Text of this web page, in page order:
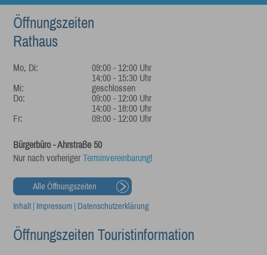
Öffnungszeiten
Rathaus
Mo, Di:
09:00 - 12:00 Uhr
14:00 - 15:30 Uhr
Mi:
geschlossen
Do:
09:00 - 12:00 Uhr
14:00 - 18:00 Uhr
Fr:
09:00 - 12:00 Uhr
Bürgerbüro - Ahrstraße 50
Nur nach vorherigerTerminvereinbarung!
Alle Öffnungszeiten
Inhalt Impressum Datenschutzerklärung
Öffnungszeiten Touristinformation